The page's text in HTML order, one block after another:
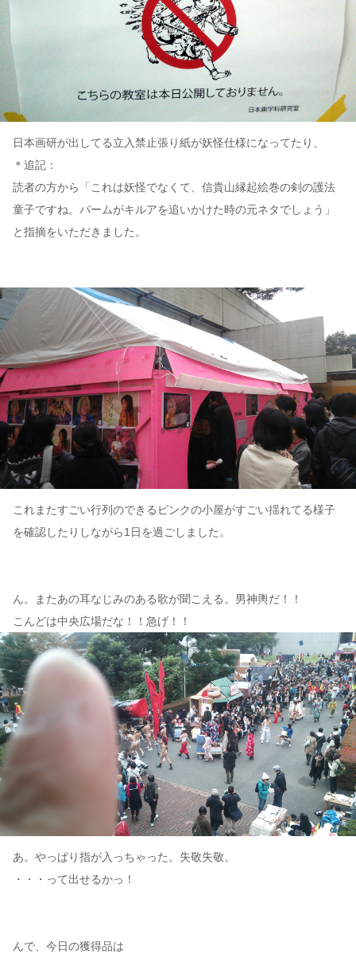
日本画研が出してる立入禁止張り紙が妖怪仕様になってたり、
＊追記：
読者の方から「これは妖怪でなくて、信貴山縁起絵巻の剣の護法
童子ですね。パームがキルアを追いかけた時の元ネタでしょう」
と指摘をいただきました。
これまたすごい行列のできるピンクの小屋がすごい揺れてる様子
を確認したりしながら1日を過ごしました。
ん。またあの耳なじみのある歌が聞こえる。男神輿だ！！
こんどは中央広場だな！！急げ！！
あ。やっぱり指が入っちゃった。失敬失敬。
・・・って出せるかっ！
んで、今日の獲得品は